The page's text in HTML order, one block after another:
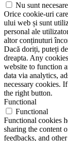
Nu sunt necesare
Orice cookie-uri
ului web și sunt
personal ale
altor conținuturi
Dacă doriți, puteți
dreapta. Any
website to function
data via analytics,
necessary cookies.
the right button.
Functional
Functional
Functional cookies
sharing the content
feedbacks, and